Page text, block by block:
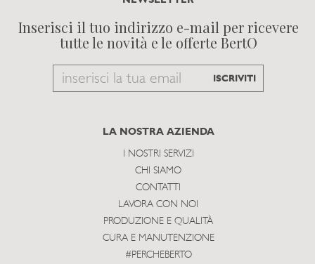
Inserisci il tuo indirizzo e-mail per ricevere
tutte le novità e le offerte BertO
Email
subscribe
ISCRIVITI
LA NOSTRA AZIENDA
I NOSTRI SERVIZI
CHI SIAMO
CONTATTI
LAVORA CON NOI
PRODUZIONE E QUALITÀ
CURA E MANUTENZIONE
#PERCHEBERTO